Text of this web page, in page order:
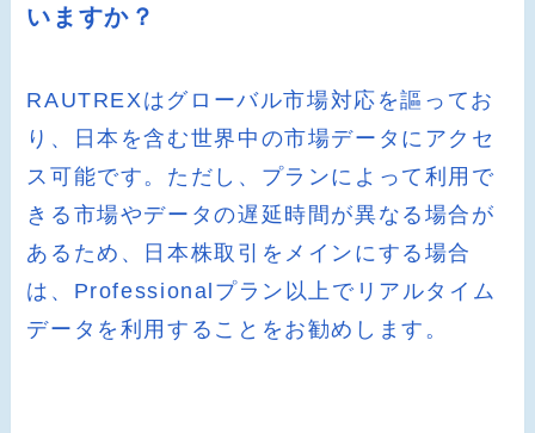
いますか？
RAUTREXはグローバル市場対応を謳ってお
り、日本を含む世界中の市場データにアクセ
ス可能です。ただし、プランによって利用で
きる市場やデータの遅延時間が異なる場合が
あるため、日本株取引をメインにする場合
は、Professionalプラン以上でリアルタイム
データを利用することをお勧めします。